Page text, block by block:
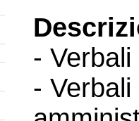
-
-